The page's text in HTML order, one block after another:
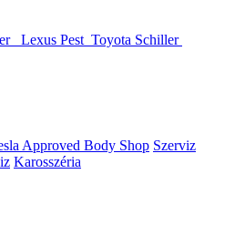
Lexus Pest Toyota Schiller
Approved Body Shop Szerviz
Karosszéria